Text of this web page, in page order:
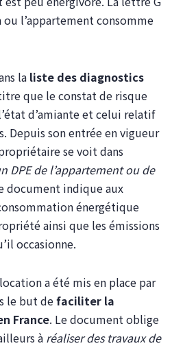
l’appartement consomme
la liste des diagnostics
que le constat de risque
d’amiante et celui relatif
Depuis son entrée en vigueur
se voit dans
DPE de l’appartement ou de
document indique aux
énergétique
ainsi que les émissions
occasionne.
a été mis en place par
le but defaciliter la
France. Le document oblige
à réaliser des travaux de